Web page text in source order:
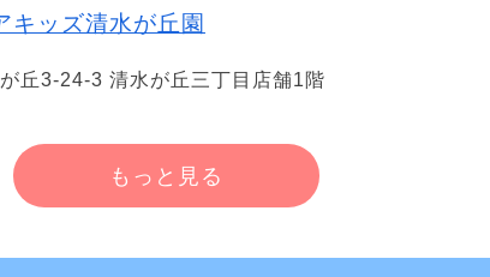
キッズ清水が丘園
丘3-24-3 清水が丘三丁目店舗1階
もっと見る